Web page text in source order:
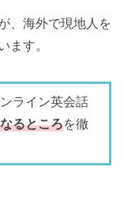
、海外で現地人を
ます。
ライン英会話
るところを徹